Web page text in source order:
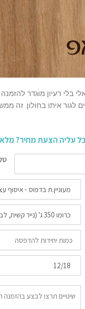
בלי רעיון מוגדר
לגור איתו בחולון. זה
עליה הצעת מחיר?